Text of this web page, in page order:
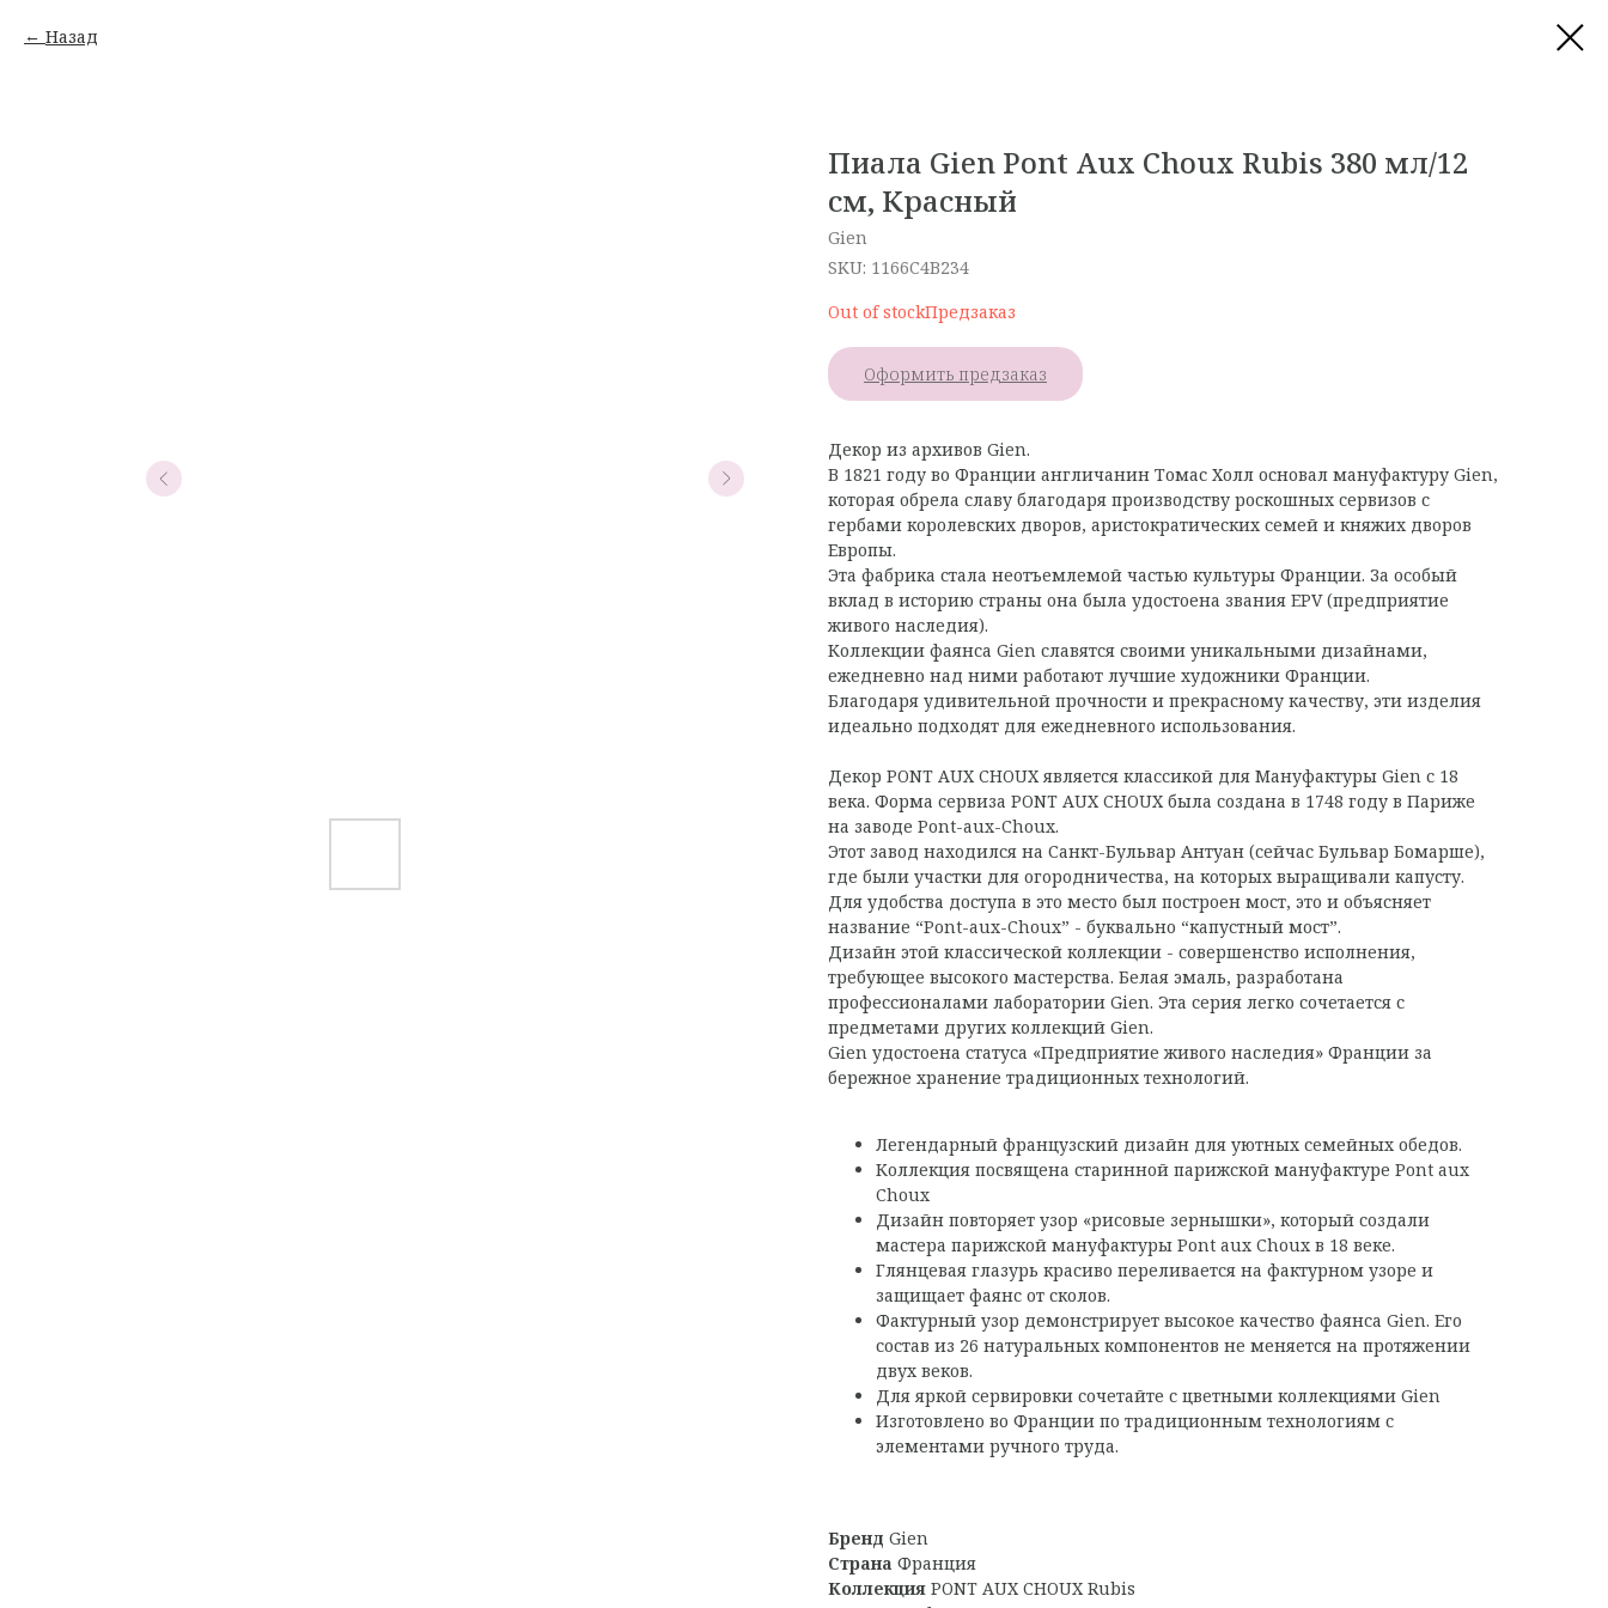
Назад
Пиала Gien Pont Aux Choux Rubis 380 мл/12
см, Красный
Gien
SKU: 1166C4B234
Out of stock
Оформить предзаказ
Декор из архивов Gien.
В 1821 году во Франции англичанин Томас Холл основал мануфактуру Gien,
которая обрела славу благодаря производству роскошных сервизов с
гербами королевских дворов, аристократических семей и княжих дворов
Европы.
Эта фабрика стала неотъемлемой частью культуры Франции. За особый
вклад в историю страны она была удостоена звания EPV (предприятие
живого наследия).
Коллекции фаянса Gien славятся своими уникальными дизайнами,
ежедневно над ними работают лучшие художники Франции.
Благодаря удивительной прочности и прекрасному качеству, эти изделия
идеально подходят для ежедневного использования.
Декор PONT AUX CHOUX является классикой для Мануфактуры Gien с 18
века. Форма сервиза PONT AUX CHOUX была создана в 1748 году в Париже
на заводе Pont-aux-Choux.
Этот завод находился на Санкт-Бульвар Антуан (сейчас Бульвар Бомарше),
где были участки для огородничества, на которых выращивали капусту.
Для удобства доступа в это место был построен мост, это и объясняет
название “Pont-aux-Choux” - буквально “капустный мост”.
Дизайн этой классической коллекции - совершенство исполнения,
требующее высокого мастерства. Белая эмаль, разработана
профессионалами лаборатории Gien. Эта серия легко сочетается с
предметами других коллекций Gien.
Gien удостоена статуса «Предприятие живого наследия» Франции за
бережное хранение традиционных технологий.
Легендарный французский дизайн для уютных семейных обедов.
Коллекция посвящена старинной парижской мануфактуре Pont aux
Choux
Дизайн повторяет узор «рисовые зернышки», который создали
мастера парижской мануфактуры Pont aux Choux в 18 веке.
Глянцевая глазурь красиво переливается на фактурном узоре и
защищает фаянс от сколов.
Фактурный узор демонстрирует высокое качество фаянса Gien. Его
состав из 26 натуральных компонентов не меняется на протяжении
двух веков.
Для яркой сервировки сочетайте с цветными коллекциями Gien
Изготовлено во Франции по традиционным технологиям с
элементами ручного труда.
Бренд Gien
Страна Франция
Коллекция PONT AUX CHOUX Rubis